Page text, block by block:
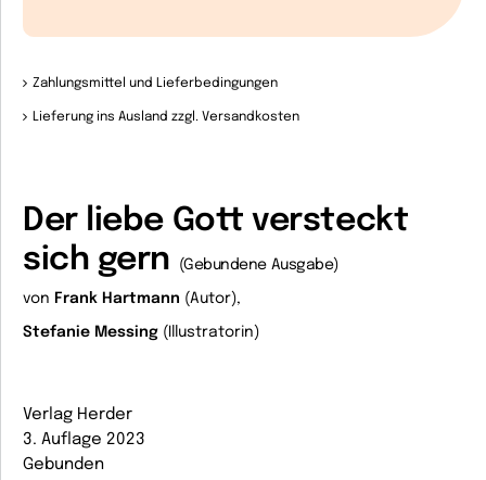
Zahlungsmittel und Lieferbedingungen
Lieferung ins Ausland zzgl. Versandkosten
Der liebe Gott versteckt
sich gern
(Gebundene Ausgabe)
von Frank Hartmann (Autor),
Stefanie Messing (Illustratorin)
Verlag Herder
3. Auflage 2023
Gebunden